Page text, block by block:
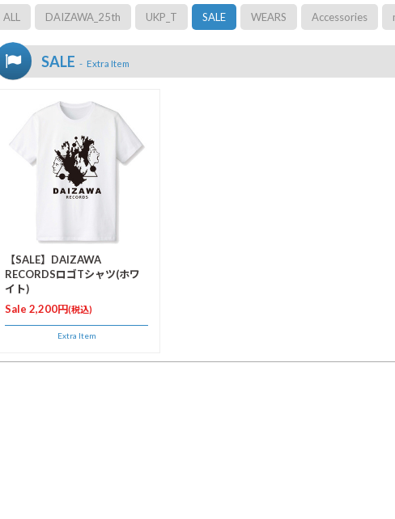
ALL DAIZAWA_25th UKP_T SALE WEARS Accessories
SALE Extra Item
【SALE】DAIZAWA
RECORDSロゴTシャツ(ホワ
イト)
Sale 2,200円(税込)
Extra Item